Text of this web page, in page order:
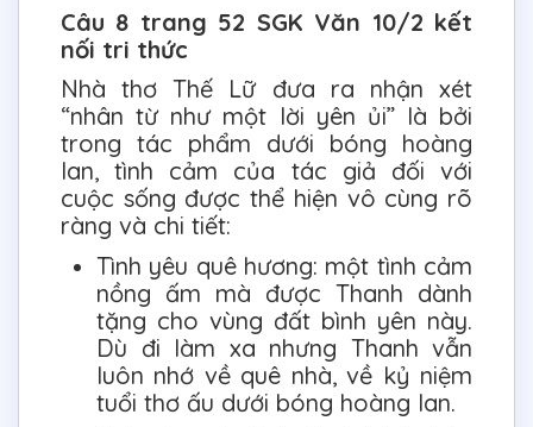
Câu 8 trang 52 SGK Văn 10/2 kết
nối tri thức
Nhà thơ Thế Lữ đưa ra nhận xét
“nhân từ như một lời yên ủi” là bởi
trong tác phẩm dưới bóng hoàng
lan, tình cảm của tác giả đối với
cuộc sống được thể hiện vô cùng rõ
ràng và chi tiết:
Tình yêu quê hương: một tình cảm
nồng ấm mà được Thanh dành
tặng cho vùng đất bình yên này.
Dù đi làm xa nhưng Thanh vẫn
luôn nhớ về quê nhà, về kỷ niệm
tuổi thơ ấu dưới bóng hoàng lan.